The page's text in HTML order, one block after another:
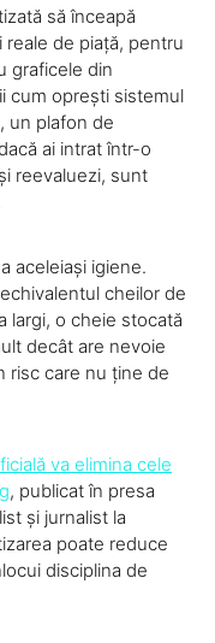
să înceapă
de piață, pentru
graficele din
cum oprești sistemul
un plafon de
ai intrat într-o
reevaluezi, sunt
aceleiași igiene.
cheilor de
largi, o cheie stocată
decât are nevoie
risc care nu ține de
va elimina cele
, publicat în presa
și jurnalist la
poate reduce
disciplina de